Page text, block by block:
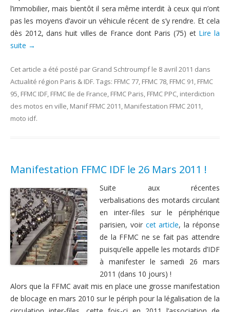
l’immobilier, mais bientôt il sera même interdit à ceux qui n’ont
pas les moyens d’avoir un véhicule récent de s’y rendre. Et cela
dès 2012, dans huit villes de France dont Paris (75) et Lire la
suite →
Cet article a été posté par Grand Schtroumpfle 8 avril 2011 dans
Actualité région Paris & IDF. Tags: FFMC 77, FFMC 78, FFMC 91, FFMC
95, FFMC IDF, FFMC Ile de France, FFMC Paris, FFMC PPC, interdiction
des motos en ville, Manif FFMC 2011, Manifestation FFMC 2011,
moto idf.
Manifestation FFMC IDF le 26 Mars 2011 !
Suite aux récentes
verbalisations des motards circulant
en inter-files sur le périphérique
parisien, voir cet article, la réponse
de la FFMC ne se fait pas attendre
puisqu’elle appelle les motards d’IDF
à manifester le samedi 26 mars
2011 (dans 10 jours) !
Alors que la FFMC avait mis en place une grosse manifestation
de blocage en mars 2010 sur le périph pour la légalisation de la